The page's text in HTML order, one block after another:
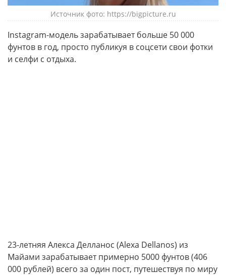
Источник фото: https://bigpicture.ru
Instagram-модель зарабатывает больше 50 000
фунтов в год, просто публикуя в соцсети свои фотки
и селфи с отдыха.
23-летняя Алекса Делланос (Alexa Dellanos) из
Майами зарабатывает примерно 5000 фунтов (406
000 рублей) всего за один пост, путешествуя по миру